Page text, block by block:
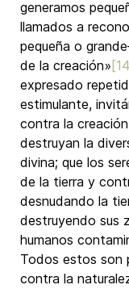
generamos
llamados a
pequeña o
de la creación»
expresado
estimulante,
contra la
destruyan la
divina; que los
de la tierra y
desnudando la
destruyendo sus
humanos
Todos estos son
contra la